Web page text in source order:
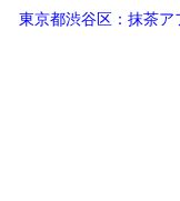
東京都渋谷区：抹茶